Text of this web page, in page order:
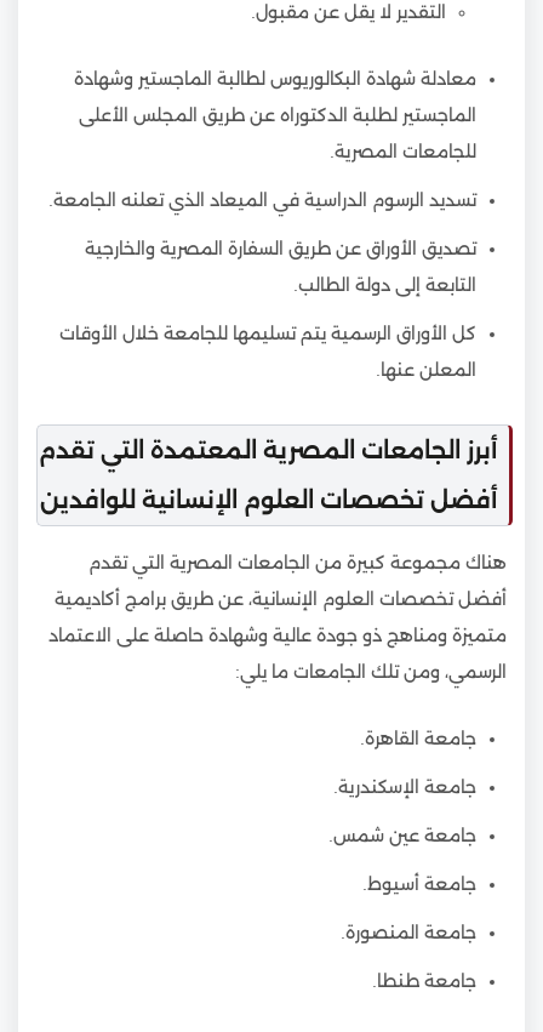
التقدير لا يقل عن مقبول.
معادلة شهادة البكالوريوس لطالبة الماجستير وشهادة
الماجستير لطلبة الدكتوراه عن طريق المجلس الأعلى
للجامعات المصرية.
تسديد الرسوم الدراسية في الميعاد الذي تعلنه الجامعة.
تصديق الأوراق عن طريق السفارة المصرية والخارجية
التابعة إلى دولة الطالب.
كل الأوراق الرسمية يتم تسليمها للجامعة خلال الأوقات
المعلن عنها.
أبرز الجامعات المصرية المعتمدة التي تقدم
أفضل تخصصات العلوم الإنسانية للوافدين
هناك مجموعة كبيرة من الجامعات المصرية التي تقدم
أفضل تخصصات العلوم الإنسانية، عن طريق برامج أكاديمية
متميزة ومناهج ذو جودة عالية وشهادة حاصلة على الاعتماد
الرسمي، ومن تلك الجامعات ما يلي:
جامعة القاهرة.
جامعة الإسكندرية.
جامعة عين شمس.
جامعة أسيوط.
جامعة المنصورة.
جامعة طنطا.